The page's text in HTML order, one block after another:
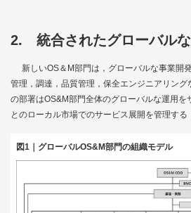
2. 統合されたグローバル
新しいOS＆M部門は，グローバルな事業開
管理，調達，品質管理，保全エンジニアリング
の部署はOS&M部門全体のグローバルな運用を
とのローカル市場でのサービス展開を管理する
図1｜グローバルOS&M部門の組織モデル